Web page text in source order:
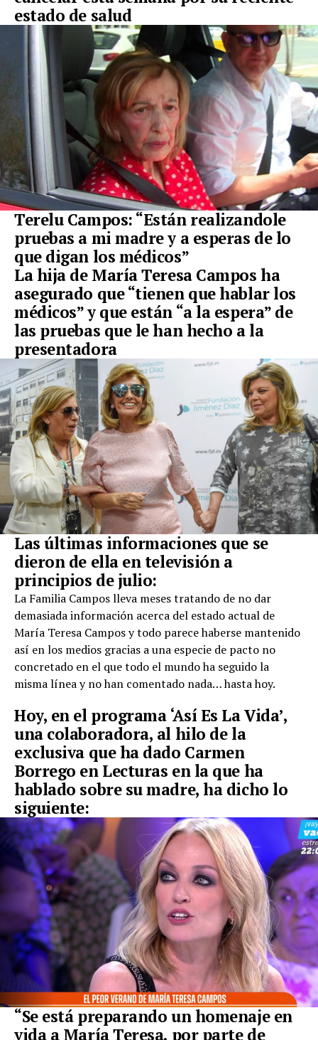
estado de salud
Terelu Campos: “Están realizandole
pruebas a mi madre y a esperas de lo
que digan los médicos”
La hija de María Teresa Campos ha
asegurado que “tienen que hablar los
médicos” y que están “a la espera” de
las pruebas que le han hecho a la
presentadora
Las últimas informaciones que se
dieron de ella en televisión a
principios de julio:
La Familia Campos lleva meses tratando de no dar
demasiada información acerca del estado actual de
María Teresa Campos y todo parece haberse mantenido
así en los medios gracias a una especie de pacto no
concretado en el que todo el mundo ha seguido la
misma línea y no han comentado nada… hasta hoy.
Hoy, en el programa ‘Así Es La Vida’,
una colaboradora, al hilo de la
exclusiva que ha dado Carmen
Borrego en Lecturas en la que ha
hablado sobre su madre, ha dicho lo
siguiente:
“Se está preparando un homenaje en
vida a María Teresa, por parte de